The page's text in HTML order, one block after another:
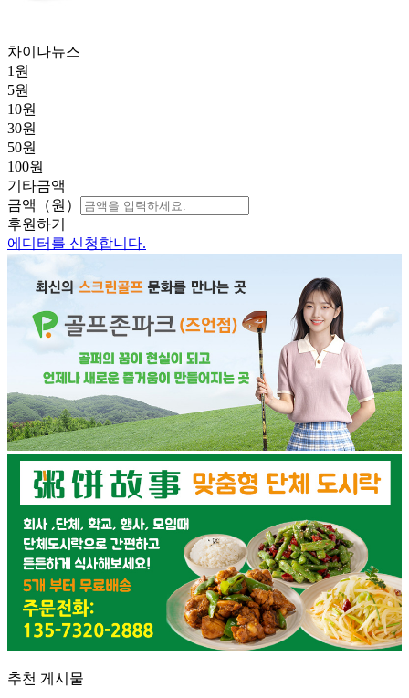
차이나뉴스
1 원
5원
10원
30원
50원
100원
기타금액
금액（원）
후원하기
에디터를 신청합니다.
추천 게시물